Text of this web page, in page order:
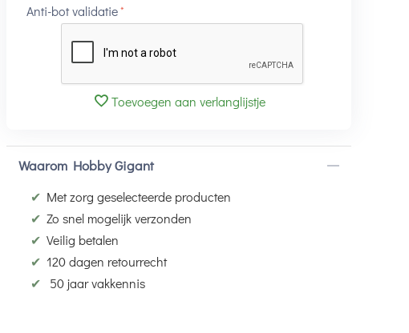
Anti-bot validatie
Toevoegen aan verlanglijstje
Waarom Hobby Gigant
✔ Met zorg geselecteerde producten
✔ Zo snel mogelijk verzonden
✔ Veilig betalen
✔ 120 dagen retourrecht
✔
50 jaar vakkennis